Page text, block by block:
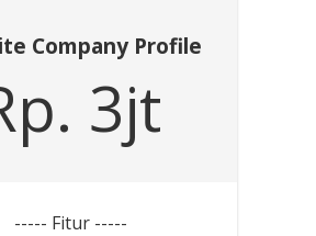
Company Profile
3jt
----- Fitur -----